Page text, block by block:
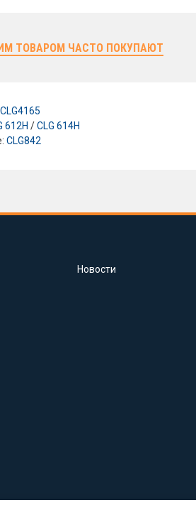
ТОВАРОМ ЧАСТО ПОКУПАЮТ
CLG4165
612H /CLG 614H
CLG842
Новости